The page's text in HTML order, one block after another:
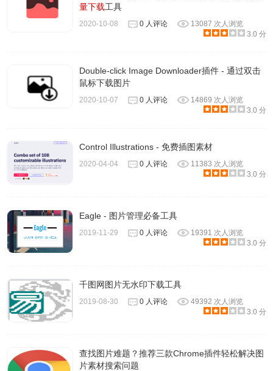
量下载工具
2020-10-08 0 人评论
13087 次人浏览
3.0 分
Double-click Image Downloader插件 - 通过双击
鼠标下载图片
2020-10-07 0 人评论
14869 次人浏览
3.0 分
Control Illustrations - 免费插图素材
2020-04-04 0 人评论
11383 次人浏览
3.0 分
Eagle - 图片管理必备工具
2019-11-29 0 人评论
19391 次人浏览
3.0 分
千图网图片无水印下载工具
2019-08-30 0 人评论
49392 次人浏览
3.0 分
查找图片难题？推荐三款Chrome插件轻松解决图
片素材搜索问题